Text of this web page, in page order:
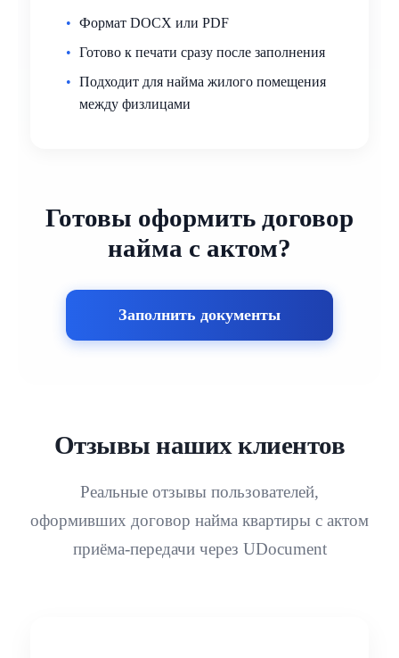
Формат DOCX или PDF
Готово к печати сразу после заполнения
Подходит для найма жилого помещения
между физлицами
Готовы оформить договор
найма с актом?
Заполнить документы
Отзывы наших клиентов
Реальные отзывы пользователей,
оформивших договор найма квартиры с актом
приёма-передачи через UDocument